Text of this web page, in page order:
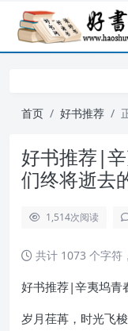
首页 好书推荐
好书推荐|
们终将逝去
1,514次阅读
共计 1073 个字符
好书推荐|辛夷坞青
岁月荏苒，时光飞